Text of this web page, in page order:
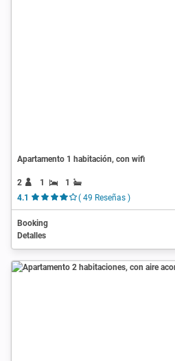
Apartamento 1 habitación, con wifi
2 1
1
4.1
( 49 Reseñas )
Booking
Detalles